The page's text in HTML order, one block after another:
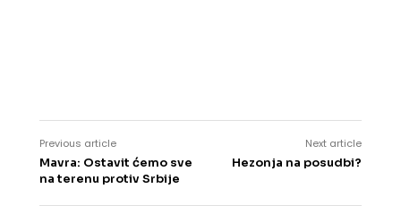
Previous article
Mavra: Ostavit ćemo sve
na terenu protiv Srbije
Next article
Hezonja na posudbi?